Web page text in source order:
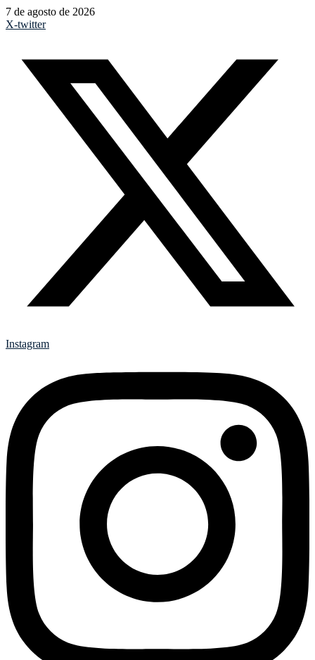
7 de agosto de 2026
X-twitter
Instagram